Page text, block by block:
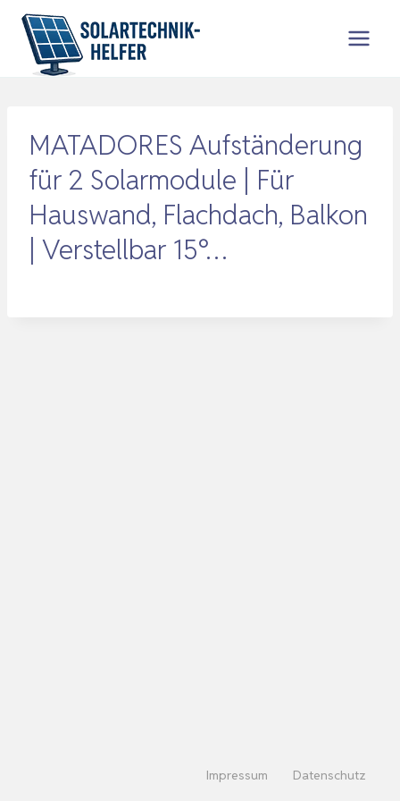
Zum
Inhalt
springen
MATADORES Aufständerung
für 2 Solarmodule | Für
Hauswand, Flachdach, Balkon
| Verstellbar 15°…
Impressum Datenschutz